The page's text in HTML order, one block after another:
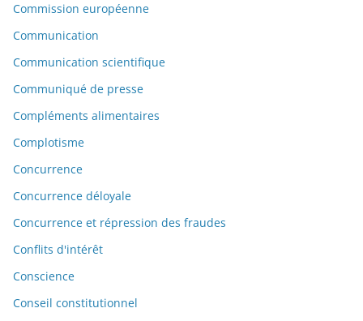
Commission européenne
Communication
Communication scientifique
Communiqué de presse
Compléments alimentaires
Complotisme
Concurrence
Concurrence déloyale
Concurrence et répression des fraudes
Conflits d'intérêt
Conscience
Conseil constitutionnel